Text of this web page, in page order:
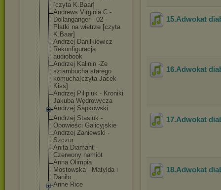
[czyta K.Baar]
Andrews Virginia C -
Dollanganger - 02 -
Platki na wietrze [czyta
K.Baar]
Andrzej Danilkiewicz
Rekonfiguracja
audiobook
Andrzej Kalinin -Ze
sztambucha starego
komucha[czyta Jacek
Kiss]
Andrzej Pilipiuk - Kroniki
Jakuba Wędrowycza
Andrzej Sapkowski
Andrzej Stasiuk -
Opowieści Galicyjskie
Andrzej Zaniewski -
Szczur
Anita Diamant -
Czerwony namiot
Anna Olimpia
Mostowska - Matylda i
Daniło
Anne Rice
15.Adwokat
16.Adwokat
17.Adwokat
18.Adwokat